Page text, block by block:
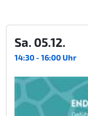
Sa. 05.12.
14:30 - 16:00 Uhr